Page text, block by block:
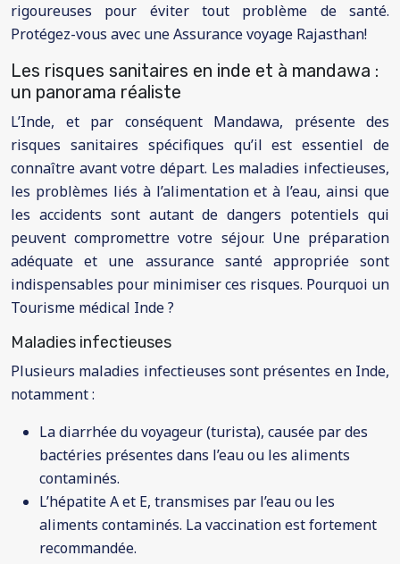
rigoureuses pour éviter tout problème de santé.
Protégez-vous avec une Assurance voyage Rajasthan!
Les risques sanitaires en inde et à mandawa :
un panorama réaliste
L’Inde, et par conséquent Mandawa, présente des
risques sanitaires spécifiques qu’il est essentiel de
connaître avant votre départ. Les maladies infectieuses,
les problèmes liés à l’alimentation et à l’eau, ainsi que
les accidents sont autant de dangers potentiels qui
peuvent compromettre votre séjour. Une préparation
adéquate et une assurance santé appropriée sont
indispensables pour minimiser ces risques. Pourquoi un
Tourisme médical Inde ?
Maladies infectieuses
Plusieurs maladies infectieuses sont présentes en Inde,
notamment :
La diarrhée du voyageur (turista), causée par des
bactéries présentes dans l’eau ou les aliments
contaminés.
L’hépatite A et E, transmises par l’eau ou les
aliments contaminés. La vaccination est fortement
recommandée.